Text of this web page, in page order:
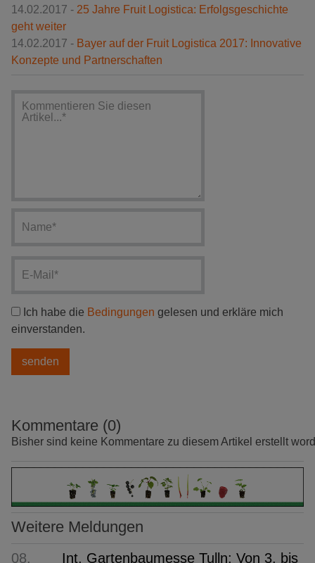
14.02.2017 - 25 Jahre Fruit Logistica: Erfolgsgeschichte
geht weiter
14.02.2017 - Bayer auf der Fruit Logistica 2017: Innovative
Konzepte und Partnerschaften
Ich habe die Bedingungen gelesen und erkläre mich
einverstanden.
Kommentare (0)
Bisher sind keine Kommentare zu diesem Artikel erstellt
Weitere Meldungen
08. Int. Gartenbaumesse Tulln: Von 3. bis